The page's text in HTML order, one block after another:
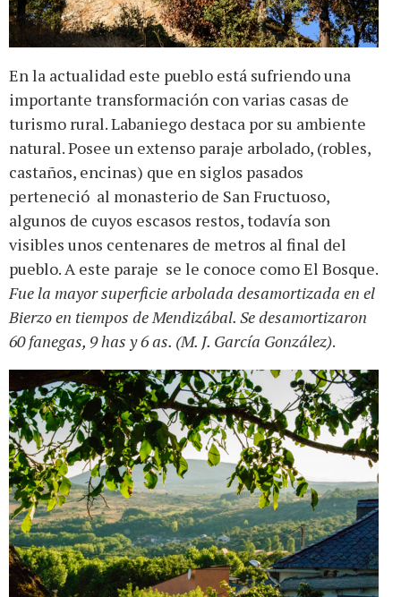
En la actualidad este pueblo está sufriendo una
importante transformación con varias casas de
turismo rural. Labaniego destaca por su ambiente
natural. Posee un extenso paraje arbolado, (robles,
castaños, encinas) que en siglos pasados
perteneció al monasterio de San Fructuoso,
algunos de cuyos escasos restos, todavía son
visibles unos centenares de metros al final del
pueblo. A este paraje se le conoce como El Bosque.
Fue la mayor superficie arbolada desamortizada en el
Bierzo en tiempos de Mendizábal. Se desamortizaron
60 fanegas, 9 has y 6 as. (M. J. García González).